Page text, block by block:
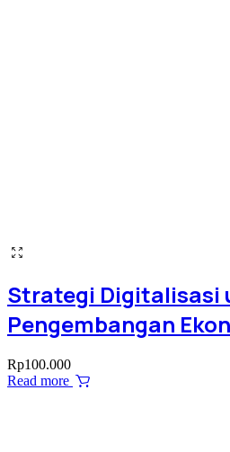
Strategi Digitalisasi
Pengembangan
Rp100.000
Read more